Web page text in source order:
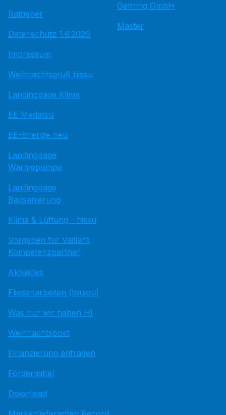
Ratgeber
Datenschutz 1.6.2026
Impressum
Weihnachtsgruß hissu
Landingpage Klima
EE Medatsu
EE-Energie neu
Landingpage
Wärmepumpe
Landingpage
Badsanierung
Klima & Lüftung - hissu
Vorgaben für Vaillant
Kompetenzpartner
Aktuelles
Fliesenarbeiten (toujou)
Was nur wir haben HI
Weihnachtspost
Finanzierung anfragen
Fördermittel
Download
Gehring GmbH
Master